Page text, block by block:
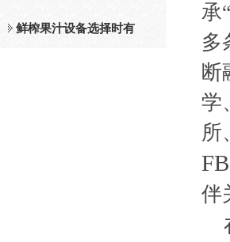
整套设备和工作流程
鲜榨果汁设备选择时有
承
多
断
学
所
伴